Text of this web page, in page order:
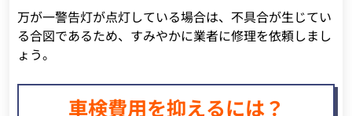
万が一警告灯が点灯している場合は、不具合が生じてい
る合図であるため、すみやかに業者に修理を依頼しまし
ょう。
車検費用を抑えるには？